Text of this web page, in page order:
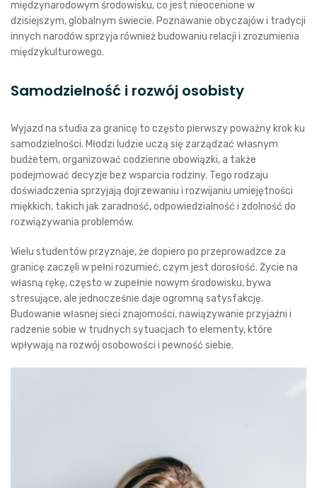
międzynarodowym środowisku, co jest nieocenione w
dzisiejszym, globalnym świecie. Poznawanie obyczajów i tradycji
innych narodów sprzyja również budowaniu relacji i zrozumienia
międzykulturowego.
Samodzielność i rozwój osobisty
Wyjazd na studia za granicę to często pierwszy poważny krok ku
samodzielności. Młodzi ludzie uczą się zarządzać własnym
budżetem, organizować codzienne obowiązki, a także
podejmować decyzje bez wsparcia rodziny. Tego rodzaju
doświadczenia sprzyjają dojrzewaniu i rozwijaniu umiejętności
miękkich, takich jak zaradność, odpowiedzialność i zdolność do
rozwiązywania problemów.
Wielu studentów przyznaje, że dopiero po przeprowadzce za
granicę zaczęli w pełni rozumieć, czym jest dorosłość. Życie na
własną rękę, często w zupełnie nowym środowisku, bywa
stresujące, ale jednocześnie daje ogromną satysfakcję.
Budowanie własnej sieci znajomości, nawiązywanie przyjaźni i
radzenie sobie w trudnych sytuacjach to elementy, które
wpływają na rozwój osobowości i pewność siebie.